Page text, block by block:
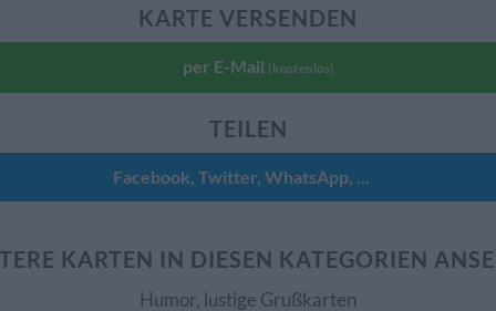
KARTE VERSENDEN
per E-Mail (kostenlos)
TEILEN
Facebook, Twitter, WhatsApp, ...
KARTEN IN DIESEN KATEGORIEN
Humor, lustige Grußkarten